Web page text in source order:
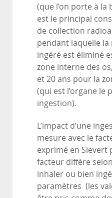
(que l’on porte à la
est le principal
de collection
pendant laquelle la
ingéré est éliminé
zone interne des
et 20 ans pour la
(qui est l’organe le
ingestion).
L’impact d’une
mesure avec le
exprimé en Sievert
facteur diffère
inhaler ou bien
paramètres (les